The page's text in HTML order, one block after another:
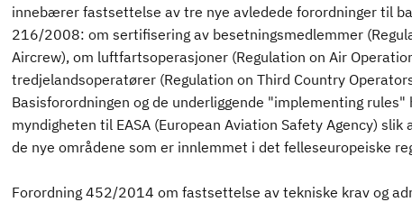
innebærer fastsettelse av tre nye avledede forordninger til
216/2008: om sertifisering av besetningsmedlemmer
Aircrew), om luftfartsoperasjoner (Regulation on Air
tredjelandsoperatører (Regulation on Third Country
Basisforordningen og de underliggende "implementing rules"
myndigheten til EASA (European Aviation Safety Agency)
de nye områdene som er innlemmet i det felleseuropeiske
Forordning 452/2014 om fastsettelse av tekniske krav og